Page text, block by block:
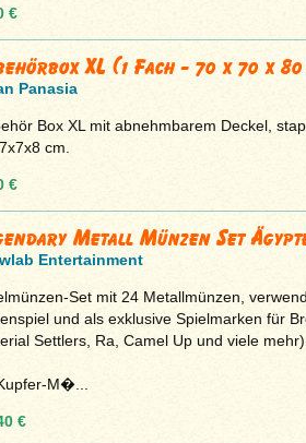
€
XL (1 Fach - 70 x 70 x
Panasia
Box XL mit abnehmbarem Deckel,
cm.
€
Metall Münzen Set
Entertainment
Set mit 24 Metallmünzen,
und als exklusive Spielmarken für
Settlers, Ra, Camel Up und viele
M�...
€